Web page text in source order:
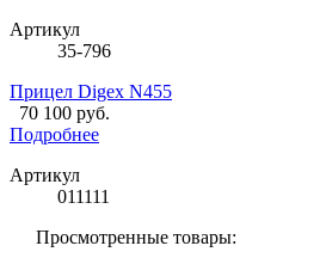
Артикул
35-796
Прицел Digex N455
70 100 руб.
Подробнее
Артикул
011111
Просмотренные товары: